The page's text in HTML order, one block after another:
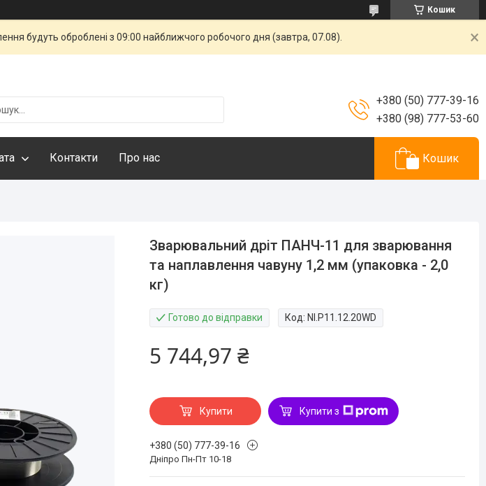
Кошик
будуть оброблені з 09:00 найближчого робочого дня (завтра, 07.08).
+380 (50) 777-39-16
+380 (98) 777-53-60
Контакти Про нас Кошик
Зварювальний дріт ПАНЧ-11 для зварювання
та наплавлення чавуну 1,2 мм (упаковка - 2,0
кг)
Готово до відправки Код: NI.P11.12.20WD
5 744,97 ₴
Купити Купити з
+380 (50) 777-39-16
Дніпро Пн-Пт 10-18